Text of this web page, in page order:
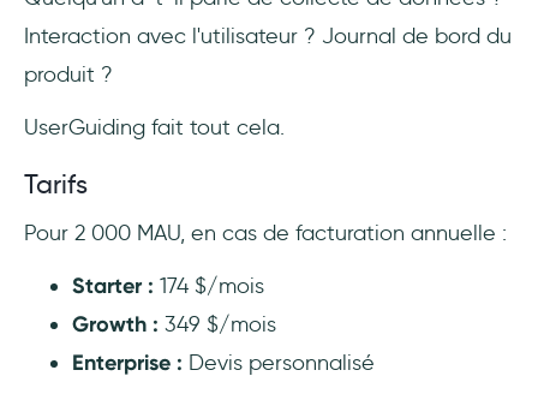
Interaction avec l'utilisateur ? Journal de bord du
produit ?
UserGuiding fait tout cela.
Tarifs
Pour 2 000 MAU, en cas de facturation annuelle :
Starter : 174 $/mois
Growth : 349 $/mois
Enterprise : Devis personnalisé